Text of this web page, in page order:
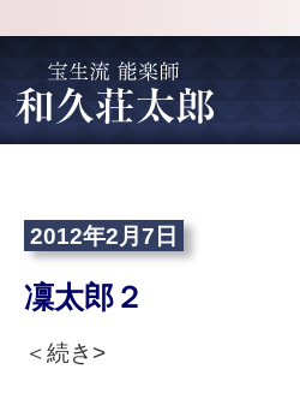
2012年2月7日
凜太郎２
＜続き>